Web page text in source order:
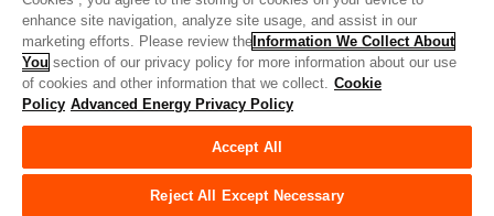
UK Modern Slavery Act
Privacy Preferences
Do Not Sell or Share My Personal Information
Limit the Use of My Sensitive Personal Information
© Copyright 2026Advanced Energy | Bauen: 39545
enhance site navigation, analyze site usage, and assist in our
marketing efforts. Please review the Information We Collect About
You section of our privacy policy for more information about our use
of cookies and other information that we collect. Cookie
Policy Advanced Energy Privacy Policy
Accept All
Reject All Except Necessary